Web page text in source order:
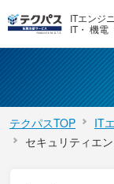
ITエンジ
IT・ 機電
テクパスTOP
IT
セキュリティエ